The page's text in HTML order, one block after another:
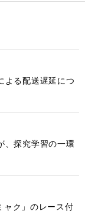
よる配送遅延につ
、探究学習の一環
ャク」のレース付